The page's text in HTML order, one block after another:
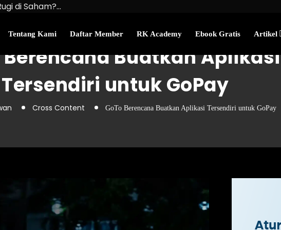
di Saham?…
Uang Perlu…
Tentang Kami Daftar Member RK Academy Ebook Gratis Artikel
Berencana Buatkan Aplikasi
Tersendiri untuk GoPay
Cross Content GoTo Berencana Buatkan Aplikasi Tersendiri untuk GoPay